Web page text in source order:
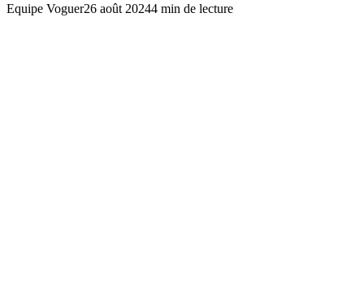
Equipe Voguer26 août 20244 min de lecture